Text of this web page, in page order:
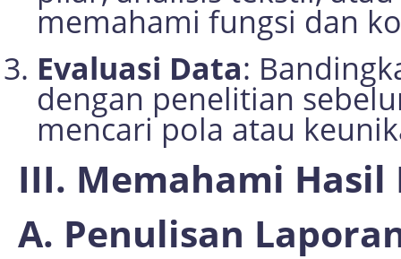
memahami fungsi dan
Evaluasi Data:
dengan penelitian
mencari pola atau
III. Memahami
A. Penulisan